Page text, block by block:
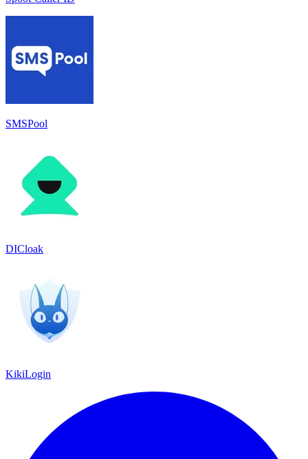
SMSPool
DICloak
KikiLogin